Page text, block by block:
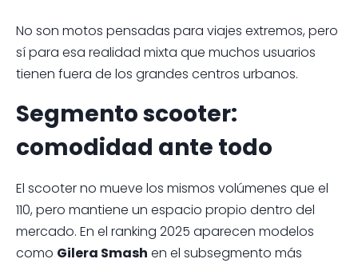
No son motos pensadas para viajes extremos, pero
sí para esa realidad mixta que muchos usuarios
tienen fuera de los grandes centros urbanos.
Segmento scooter:
comodidad ante todo
El scooter no mueve los mismos volúmenes que el
110, pero mantiene un espacio propio dentro del
mercado. En el ranking 2025 aparecen modelos
como Gilera Smash en el subsegmento más